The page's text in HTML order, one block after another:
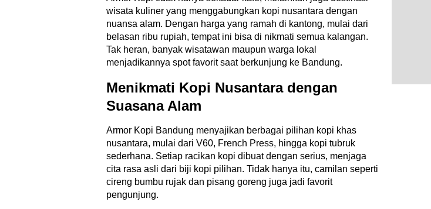
wisata kuliner yang menggabungkan kopi nusantara dengan
nuansa alam. Dengan harga yang ramah di kantong, mulai dari
belasan ribu rupiah, tempat ini bisa di nikmati semua kalangan.
Tak heran, banyak wisatawan maupun warga lokal
menjadikannya spot favorit saat berkunjung ke Bandung.
Menikmati Kopi Nusantara dengan
Suasana Alam
Armor Kopi Bandung menyajikan berbagai pilihan kopi khas
nusantara, mulai dari V60, French Press, hingga kopi tubruk
sederhana. Setiap racikan kopi dibuat dengan serius, menjaga
cita rasa asli dari biji kopi pilihan. Tidak hanya itu, camilan seperti
cireng bumbu rujak dan pisang goreng juga jadi favorit
pengunjung.